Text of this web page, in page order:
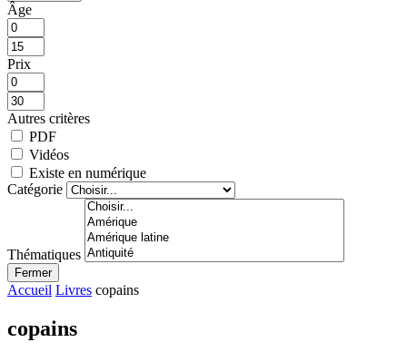
Âge
Prix
Autres critères
PDF
Vidéos
Existe en numérique
Catégorie
Thématiques
Fermer
Accueil Livres copains
copains